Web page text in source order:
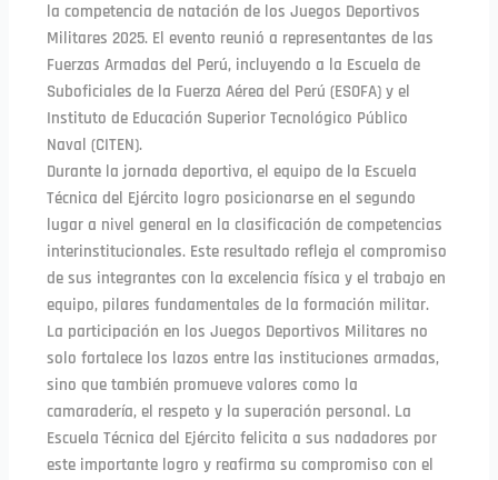
la competencia de natación de los Juegos Deportivos
Militares 2025. El evento reunió a representantes de las
Fuerzas Armadas del Perú, incluyendo a la Escuela de
Suboficiales de la Fuerza Aérea del Perú (ESOFA) y el
Instituto de Educación Superior Tecnológico Público
Naval (CITEN).
Durante la jornada deportiva, el equipo de la Escuela
Técnica del Ejército logro posicionarse en el segundo
lugar a nivel general en la clasificación de competencias
interinstitucionales. Este resultado refleja el compromiso
de sus integrantes con la excelencia física y el trabajo en
equipo, pilares fundamentales de la formación militar.
La participación en los Juegos Deportivos Militares no
solo fortalece los lazos entre las instituciones armadas,
sino que también promueve valores como la
camaradería, el respeto y la superación personal. La
Escuela Técnica del Ejército felicita a sus nadadores por
este importante logro y reafirma su compromiso con el